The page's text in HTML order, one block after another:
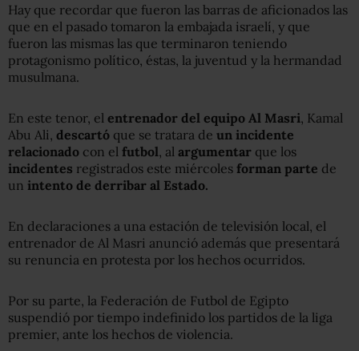
Hay que recordar que fueron las barras de aficionados las
que en el pasado tomaron la embajada israelí, y que
fueron las mismas las que terminaron teniendo
protagonismo político, éstas, la juventud y la hermandad
musulmana.
En este tenor, el entrenador del equipo Al Masri , Kamal
Abu Ali, descartó que se tratara de un incidente
relacionado con el futbol , al argumentar que los
incidentes registrados este miércoles forman parte de
un intento de derribar al Estado.
En declaraciones a una estación de televisión local, el
entrenador de Al Masri anunció además que presentará
su renuncia en protesta por los hechos ocurridos.
Por su parte, la Federación de Futbol de Egipto
suspendió por tiempo indefinido los partidos de la liga
premier, ante los hechos de violencia.